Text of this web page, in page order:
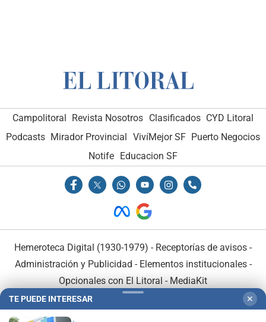
Campolitoral Revista Nosotros Clasificados CYD Litoral
Podcasts Mirador Provincial VivíMejor SF Puerto Negocios
Notife Educacion SF
Hemeroteca Digital (1930-1979) - Receptorías de avisos -
Administración y Publicidad - Elementos institucionales-
Opcionales con El Litoral - MediaKit
TE PUEDE INTERESAR ✕